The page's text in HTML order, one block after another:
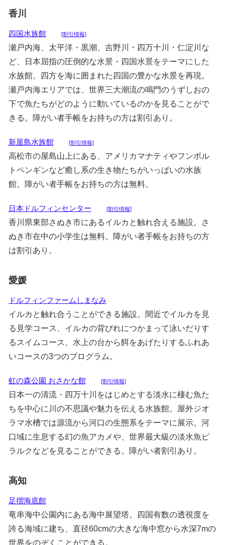
香川
四国水族館 [割引情報]
瀬戸内海、太平洋・黒潮、吉野川・四万十川・仁淀川な
ど、日本屈指の圧倒的な水景・四国水景をテーマにした
水族館。四方を海に囲まれた四国の豊かな水景を再現。
瀬戸内海エリアでは、世界三大潮流の鳴門のうずしおの
下で魚たちがどのように動いているのかを見ることがで
きる。障がい者手帳をお持ちの方は割引あり。
新屋島水族館 [割引情報]
高松市の屋島山上にある、アメリカマナティやフンボル
トペンギンなど癒し系の生き物たちがいっぱいの水族
館。障がい者手帳をお持ちの方は無料。
日本ドルフィンセンター [割引情報]
香川県東部さぬき市にあるイルカと触れ合える施設。さ
ぬき市在中の小学生は無料。障がい者手帳をお持ちの方
は割引あり。
愛媛
ドルフィンファームしまなみ
イルカと触れ合うことができる施設。間近でイルカを見
る見学コース、イルカの背びれにつかまって泳いだりす
るスイムコース、水上の台から餌をあげたりするふれあ
いコースの3つのプログラム。
虹の森公園 おさかな館 [割引情報]
日本一の清流・四万十川をはじめとする淡水に棲む魚た
ちを中心に川の不思議や魅力を伝える水族館。屋外ジオ
ラマ水槽では源流から河口の生態系をテーマに展示。河
口域に生息する幻の魚アカメや、世界最大級の淡水魚ピ
ラルクなどを見ることができる。障がい者割引あり。
高知
足摺海底館
竜串海中公園内にある海中展望塔。四国有数の透視度を
誇る海域に建ち、直径60cmの大きな海中窓から水深7mの
世界をのぞくことができる。